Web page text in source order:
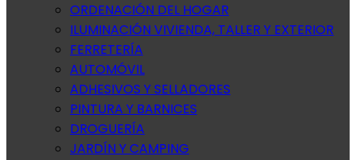
ORDENACIÓN DEL HOGAR
ILUMINACIÓN VIVIENDA, TALLER Y EXTERIOR
FERRETERÍA
AUTOMÓVIL
ADHESIVOS Y SELLADORES
PINTURA Y BARNICES
DROGUERÍA
JARDÍN Y CAMPING